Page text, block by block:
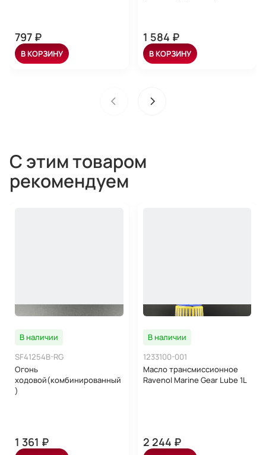
797 ₽
В КОРЗИНУ
1 584 ₽
В КОРЗИНУ
С этим товаром
рекомендуем
В наличии
SF41254B-RG
Огонь
ходовой(комбинированный
)
1 361 ₽
В наличии
1233100-001
Масло трансмиссионное
Ravenol Marine Gear Lube 1L
2 244 ₽